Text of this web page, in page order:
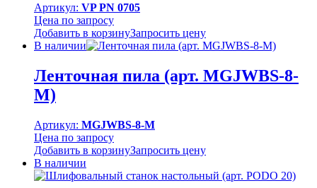
Артикул: VP PN 0705
Цена по запросу
Добавить в корзинуЗапросить цену
В наличии
Ленточная пила (арт. MGJWBS-8-
M)
Артикул: MGJWBS-8-M
Цена по запросу
Добавить в корзинуЗапросить цену
В наличии